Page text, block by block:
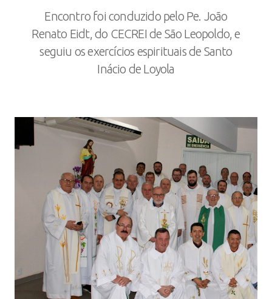
Encontro foi conduzido pelo Pe. João
Renato Eidt, do CECREI de São Leopoldo, e
seguiu os exercícios espirituais de Santo
Inácio de Loyola